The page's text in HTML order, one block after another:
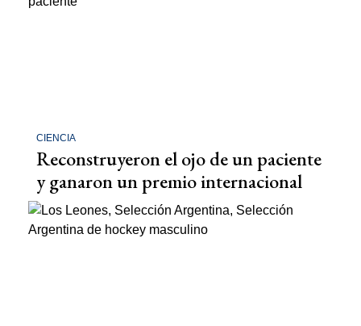
CIENCIA
Reconstruyeron el ojo de un paciente
y ganaron un premio internacional